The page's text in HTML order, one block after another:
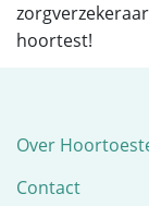
hoortest!
Over
Contact